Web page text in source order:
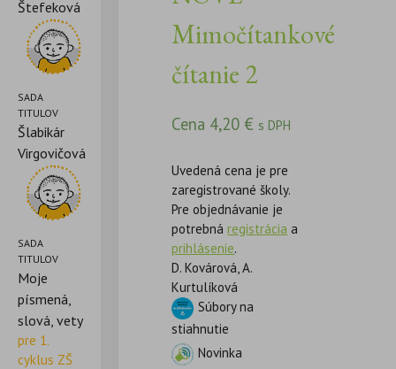
Štefeková
SADA
TITULOV
Šlabikár
Virgovičová
SADA
TITULOV
Moje
písmená,
slová, vety
pre 1.
cyklus ZŠ
Mimočítankové
čítanie 2
Cena 4,20 € s DPH
Uvedená cena je pre
zaregistrované školy.
Pre objednávanie je
potrebnáregistrácia a
prihlásenie.
D. Kovárová, A.
Kurtulíková
Súbory na
stiahnutie
Novinka